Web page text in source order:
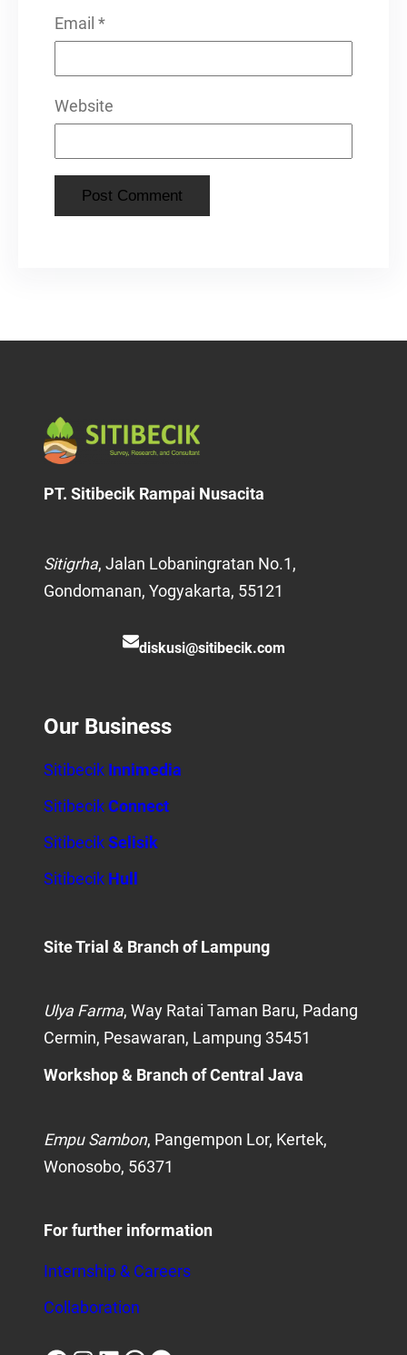
Email *
Website
PT. Sitibecik Rampai Nusacita
Sitigrha, Jalan Lobaningratan No.1,
Gondomanan, Yogyakarta, 55121
diskusi@sitibecik.com
Our Business
Sitibecik Innimedia
Sitibecik Connect
Sitibecik Selisik
Sitibecik Hull
Site Trial & Branch of Lampung
Ulya Farma, Way Ratai Taman Baru, Padang
Cermin, Pesawaran, Lampung 35451
Workshop & Branch of Central Java
Empu Sambon, Pangempon Lor, Kertek,
Wonosobo, 56371
For further information
Internship & Careers
Collaboration